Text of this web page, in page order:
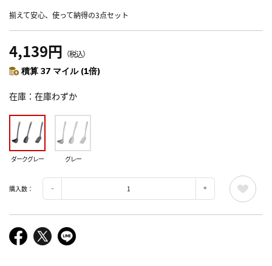
揃えて安心、使って納得の3点セット
4,139円 （税込）
積算 37 マイル (1倍)
在庫 在庫わずか
ダークグレー グレー
購入数：